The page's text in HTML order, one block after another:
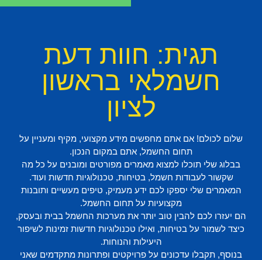
תגית: חוות דעת
חשמלאי בראשון
לציון
שלום לכולם! אם אתם מחפשים מידע מקצועי, מקיף ומעניין על
תחום החשמל, אתם במקום הנכון.
בבלוג שלי תוכלו למצוא מאמרים מפורטים ומובנים על כל מה
שקשור לעבודות חשמל, בטיחות, טכנולוגיות חדשות ועוד.
המאמרים שלי יספקו לכם ידע מעמיק, טיפים מעשיים ותובנות
מקצועיות על תחום החשמל.
הם יעזרו לכם להבין טוב יותר את מערכות החשמל בבית ובעסק,
כיצד לשמור על בטיחות, ואילו טכנולוגיות חדשות זמינות לשיפור
היעילות והנוחות.
בנוסף, תקבלו עדכונים על פרויקטים ופתרונות מתקדמים שאני